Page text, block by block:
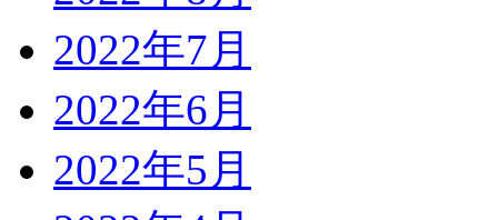
2022年7月
2022年6月
2022年5月